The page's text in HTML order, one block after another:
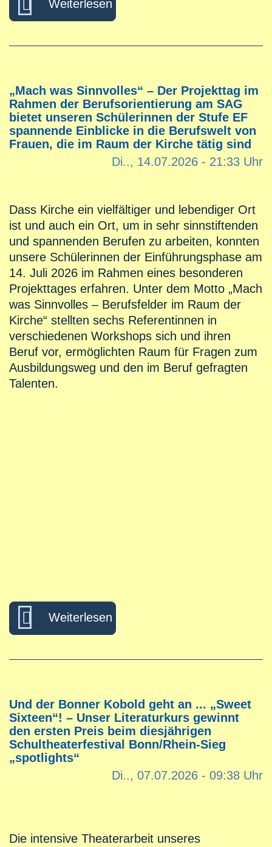
Weiterlesen
„Mach was Sinnvolles“ – Der Projekttag im
Rahmen der Berufsorientierung am SAG
bietet unseren Schülerinnen der Stufe EF
spannende Einblicke in die Berufswelt von
Frauen, die im Raum der Kirche tätig sind
Di.., 14.07.2026 - 21:33 Uhr
Dass Kirche ein vielfältiger und lebendiger Ort
ist und auch ein Ort, um in sehr sinnstiftenden
und spannenden Berufen zu arbeiten, konnten
unsere Schülerinnen der Einführungsphase am
14. Juli 2026 im Rahmen eines besonderen
Projekttages erfahren. Unter dem Motto „Mach
was Sinnvolles – Berufsfelder im Raum der
Kirche“ stellten sechs Referentinnen in
verschiedenen Workshops sich und ihren
Beruf vor, ermöglichten Raum für Fragen zum
Ausbildungsweg und den im Beruf gefragten
Talenten.
Weiterlesen
Und der Bonner Kobold geht an ... „Sweet
Sixteen“! – Unser Literaturkurs gewinnt
den ersten Preis beim diesjährigen
Schultheaterfestival Bonn/Rhein-Sieg
„spotlights“
Di.., 07.07.2026 - 09:38 Uhr
Die intensive Theaterarbeit unseres